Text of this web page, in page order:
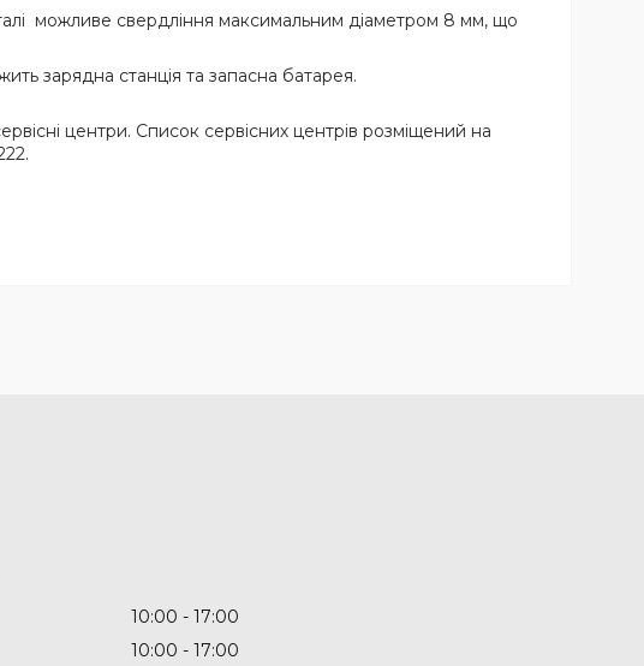
можливе свердління максимальним діаметром 8 мм, що
зарядна станція та запасна батарея.
центри. Список сервісних центрів розміщений на
10:00
17:00
10:00
17:00